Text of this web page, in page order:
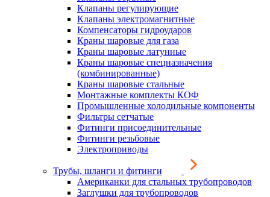
Клапаны регулирующие
Клапаны электромагнитные
Компенсаторы гидроударов
Краны шаровые для газа
Краны шаровые латунные
Краны шаровые спецназначения
(комбинированные)
Краны шаровые стальные
Монтажные комплекты КОФ
Промышленные холодильные компоненты
Фильтры сетчатые
Фитинги присоединительные
Фитинги резьбовые
Электроприводы
Трубы, шланги и фитинги
Американки для стальных трубопроводов
Заглушки для трубопроводов